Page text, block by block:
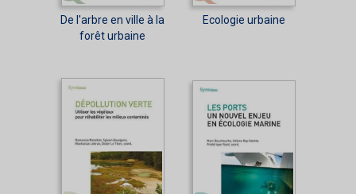
De l'arbre en ville à la
forêt urbaine
Ecologie urbaine